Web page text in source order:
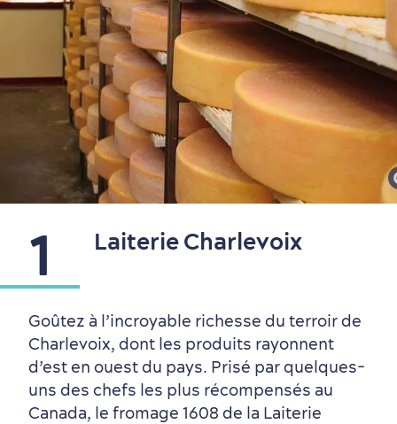
Quartiers centraux
Quoi faire en août
Produits locaux
Vieux-Québec
Itinéraires
1 Laiterie Charlevoix
Goûtez à l’incroyable richesse du terroir de
Charlevoix, dont les produits rayonnent
d’est en ouest du pays. Prisé par quelques-
uns des chefs les plus récompensés au
Canada, le fromage 1608 de la Laiterie